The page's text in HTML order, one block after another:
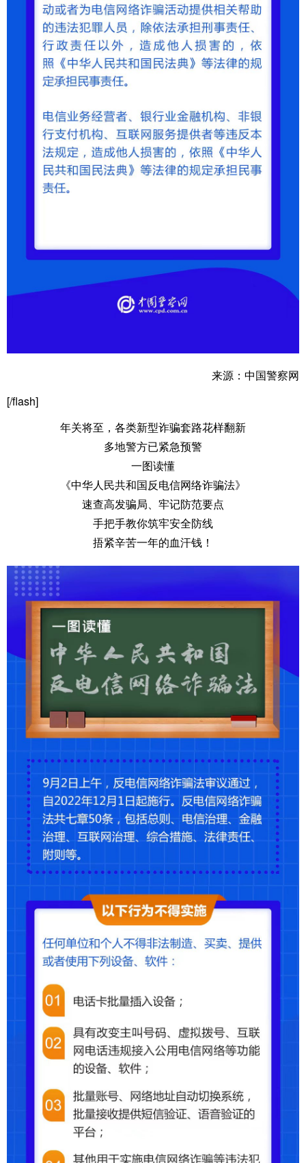
来源：中国警察网
[/flash]
年关将至，各类新型诈骗套路花样翻新
多地警方已紧急预警
一图读懂
《中华人民共和国反电信网络诈骗法》
速查高发骗局、牢记防范要点
手把手教你筑牢安全防线
捂紧辛苦一年的血汗钱！